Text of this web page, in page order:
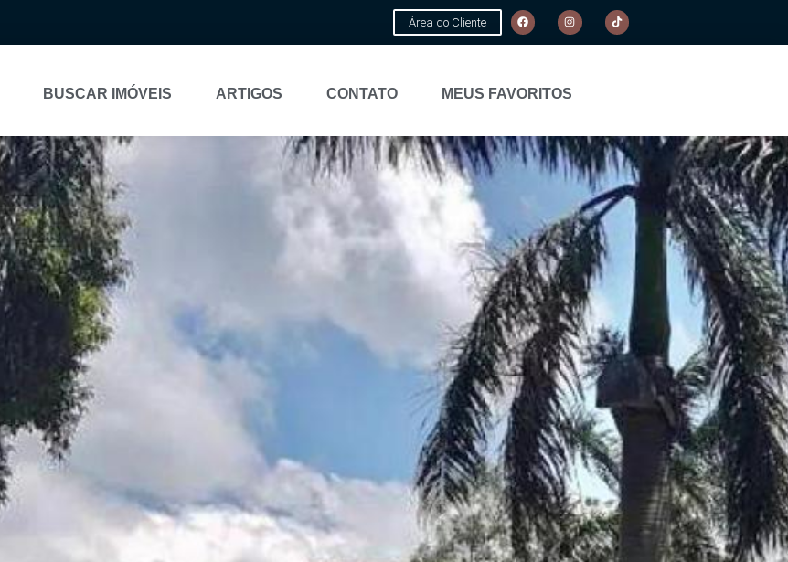
Área do Cliente
BUSCAR IMÓVEIS ARTIGOS CONTATO MEUS FAVORITOS